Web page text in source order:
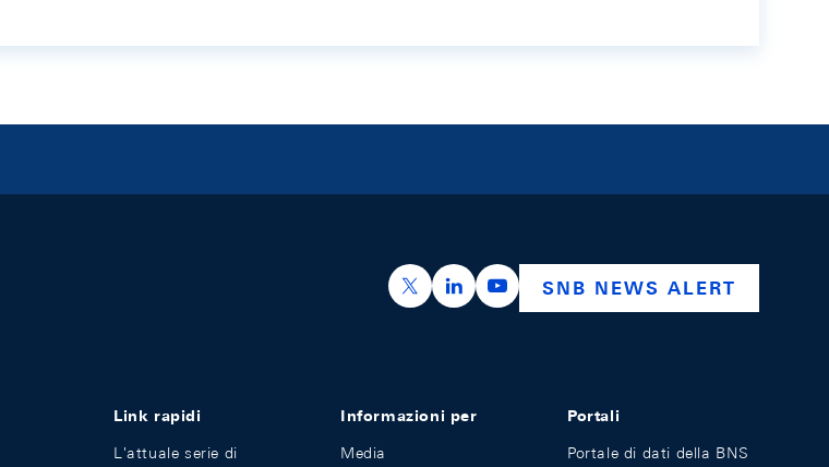
https://x.com/snb_bns
https://ch.linkedin.com/company/swiss-
https://www.youtube.com/
SNB NEWS ALERT
Link rapidi
L'attuale serie di
Informazioni per
Media
Portali
Portale di dati della BNS